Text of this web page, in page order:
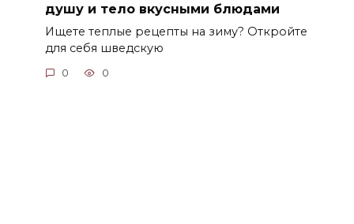
душу и тело вкусными блюдами
Ищете теплые рецепты на зиму? Откройте
для себя шведскую
0 0